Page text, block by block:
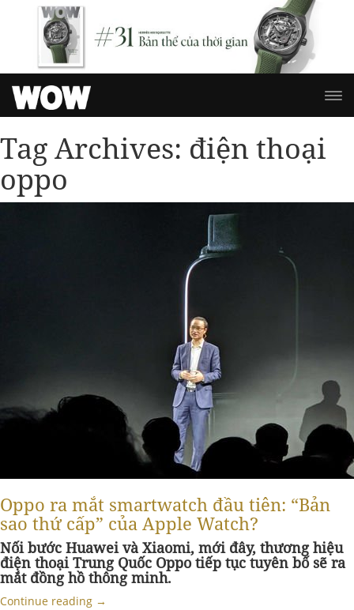
Tag Archives: điện thoại
oppo
Oppo ra mắt smartwatch đầu tiên: “Bản
sao thứ cấp” của Apple Watch?
Nối bước Huawei và Xiaomi, mới đây, thương hiệu
điện thoại Trung Quốc Oppo tiếp tục tuyên bố sẽ ra
mắt đồng hồ thông minh.
Continue reading →